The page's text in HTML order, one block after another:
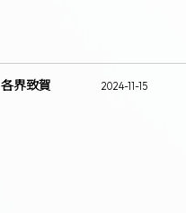
各界致賀 2024-11-15